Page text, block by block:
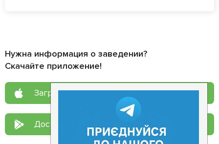
Нужна информация о заведении?
Скачайте приложение!
Загрузите в App Store
Доступно в Google Play